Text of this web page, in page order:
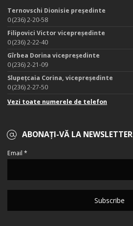
Ternovschi Dionisie președinte
0 (236) 2-20-58
Filipovici Victor vicepreședinte
0 (236) 2-22-40
Gîrbea Dorina vicepreședinte
0 (236) 2-21-09
Slupețcaia Corina, vicepreședinte
0 (236) 2-27-50
Vezi toate numerele de telefon
ABONAȚI-VĂ LA NEWSLETTER
Email *